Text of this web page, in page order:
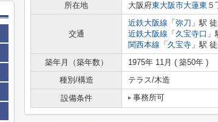
所在地 大阪府東大阪市大蓮東 ５
交通
近鉄大阪線 「 弥刀 」駅
近鉄大阪線 「 久宝寺口
関西本線 「 久宝寺 」駅
築年月（築年数）
1975年 11月 ( 築50年 )
種別/構造
テラス/木造
設備条件
事務所可